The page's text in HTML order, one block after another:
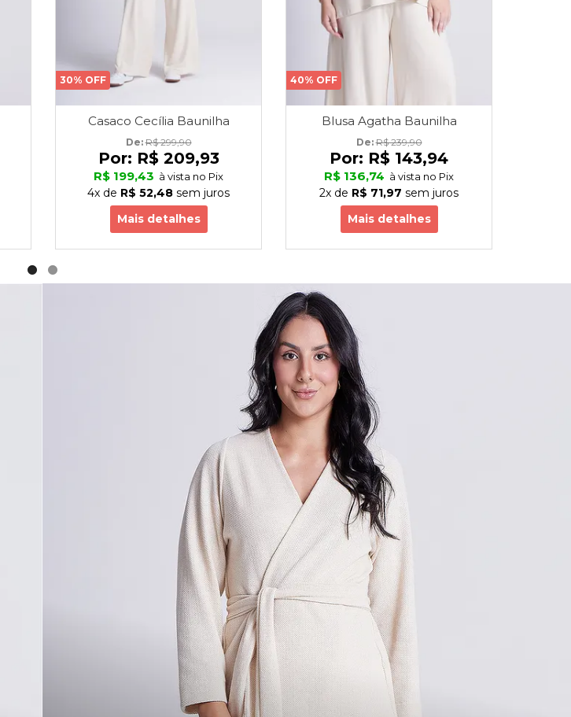
30% OFF
Casaco Cecília Baunilha
De: R$ 299,90
Por: R$ 209,93
R$ 199,43 à vista no Pix
4x de R$ 52,48 sem juros
Mais detalhes
40% OFF
Blusa Agatha Baunilha
De: R$ 239,90
Por: R$ 143,94
R$ 136,74 à vista no Pix
2x de R$ 71,97 sem juros
Mais detalhes